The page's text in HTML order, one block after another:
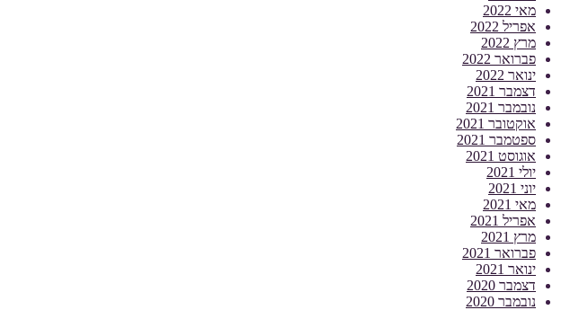
מאי 2022
אפריל 2022
מרץ 2022
פברואר 2022
ינואר 2022
דצמבר 2021
נובמבר 2021
אוקטובר 2021
ספטמבר 2021
אוגוסט 2021
יולי 2021
יוני 2021
מאי 2021
אפריל 2021
מרץ 2021
פברואר 2021
ינואר 2021
דצמבר 2020
נובמבר 2020